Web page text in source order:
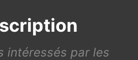
intéressés par les